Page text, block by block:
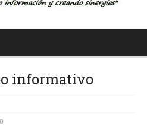
informativo